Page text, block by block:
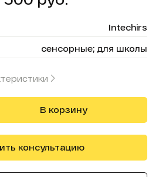
Intechirs
сенсорные; для школы
В корзину
консультацию